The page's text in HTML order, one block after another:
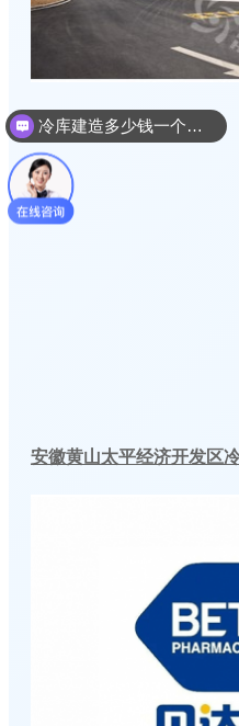
安徽黄山太平经济开发区
冷库建造多少钱一个平方